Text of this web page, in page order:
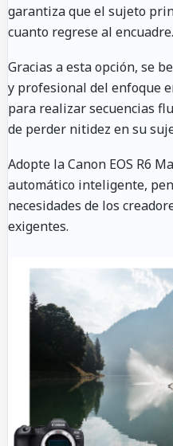
garantiza que el sujeto
cuanto regrese al encuadre.
Gracias a esta opción, se
y profesional del enfoque
para realizar secuencias
de perder nitidez en su
Adopte la Canon EOS R6
automático inteligente,
necesidades de los
exigentes.